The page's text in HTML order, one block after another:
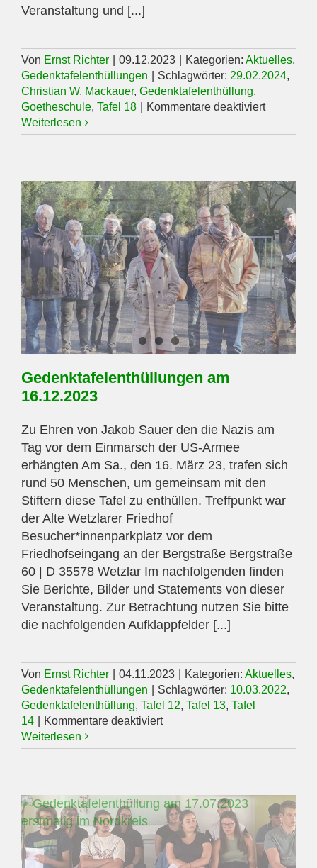
Veranstaltung und [...]
Von Ernst Richter 09.12.2023 Kategorien: Aktuelles,
Gedenktafelenthüllungen
Schlagwörter: 29.02.2024,
Christian W. Mackauer, Gedenktafelenthüllung,
Goetheschule, Tafel 18 Kommentare deaktiviertfür
am
Weiterlesen
Gedenktafelenthüllungen am
16.12.2023
Zu Ehren von Jakob Sauer den die Nazis am
Tag vor dem Einmarsch der US-Armee
erhängten Am Sa., den 16. März 23, trafen sich
rund 50 Menschen, um gemeinsam mit den
Stiftern diese Tafel zu enthüllen. Treffpunkt war
der Alte Wetzlarer Friedhof
Besucher*innenparkplatz vor dem
Friedhofseingang an der Bergstraße Bergstraße
60 | D 35578 Wetzlar Im nachfolgenden finden
Sie Berichte, Bilder und Statements von dieser
Veranstaltung. Zur Betrachtung nutzen Sie bitte
die nachfolgenden Aufklappfelder [...]
Von Ernst Richter 04.11.2023 Kategorien: Aktuelles,
Gedenktafelenthüllungen
Schlagwörter: 10.03.2022,
Gedenktafelenthüllung, Tafel 12, Tafel 13, Tafel
14
Kommentare deaktiviertfür
am
Weiterlesen